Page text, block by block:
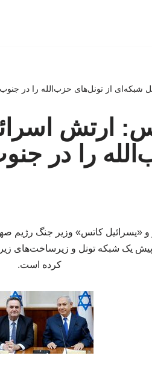
شبکه‌ای از تونل‌های حزب‌الله را در جنوب
ارتش
را در
و «یسرائیل کاتس» وزیر جنگ
یک شبکه تونل و زیرساخت‌های
کرده است.